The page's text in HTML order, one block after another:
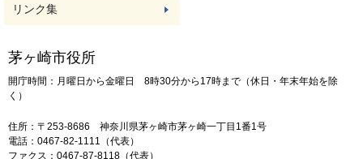
リンク集
茅ヶ崎市役所
開庁時間：月曜日から金曜日 8時30分から17時まで（休日・年末年始を除
く）
住所：〒253-8686 神奈川県茅ヶ崎市茅ヶ崎一丁目1番1号
電話：0467-82-1111（代表）
ファクス：0467-87-8118（代表）